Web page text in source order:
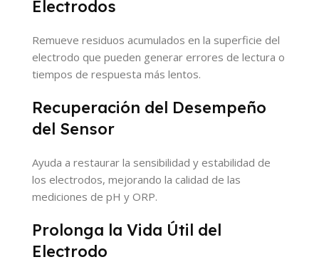
Electrodos
Remueve residuos acumulados en la superficie del
electrodo que pueden generar errores de lectura o
tiempos de respuesta más lentos.
Recuperación del Desempeño
del Sensor
Ayuda a restaurar la sensibilidad y estabilidad de
los electrodos, mejorando la calidad de las
mediciones de pH y ORP.
Prolonga la Vida Útil del
Electrodo